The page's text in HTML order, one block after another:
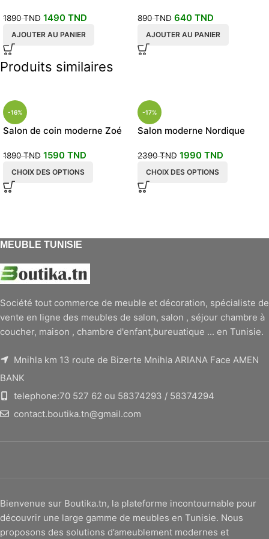
1890TND 1490 TND
AJOUTER AU PANIER
890TND 640 TND
AJOUTER AU PANIER
Produits similaires
-16%
Salon de coin moderne Zoé
1890TND 1590 TND
CHOIX DES OPTIONS
-17%
Salon moderne Nordique
2390TND 1990 TND
CHOIX DES OPTIONS
MEUBLE TUNISIE
Société tout commerce de meuble et décoration, spécialiste de
vente en ligne des meubles de salon, salon , séjour chambre à
coucher, maison , chambre d'enfant,bureuatique ... en Tunisie.
Mnihla km 13 route de Bizerte Mnihla ARIANA Face AMEN
BANK
telephone:70 527 62 ou 58374293 / 58374294
contact.boutika.tn@gmail.com
Bienvenue sur Boutika.tn, la plateforme incontournable pour
découvrir une large gamme de meubles en Tunisie. Nous
proposons des solutions d’ameublement modernes et